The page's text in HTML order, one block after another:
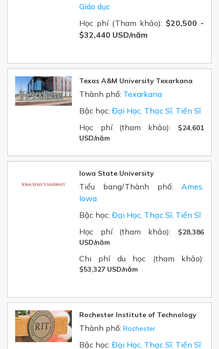
Giáo dục
Học phí (Tham khảo): $20,500 -
$32,440 USD/năm
Texas A&M University Texarkana
Thành phố: Texarkana
Bậc học: Đại Học, Thạc Sĩ, Tiến Sĩ
Học phí (tham khảo):
$24,601
USD/năm
Iowa State University
Tiểu bang/Thành phố: Ames,
Iowa
Bậc học: Đại Học, Thạc Sĩ, Tiến Sĩ
Học phí (tham khảo): $28,386
USD/năm
Chi phí du học (tham khảo):
$53,327 USD/năm
Rochester Institute of Technology
Thành phố: Rochester
Bậc học: Đại Học, Thạc Sĩ, Tiến Sĩ